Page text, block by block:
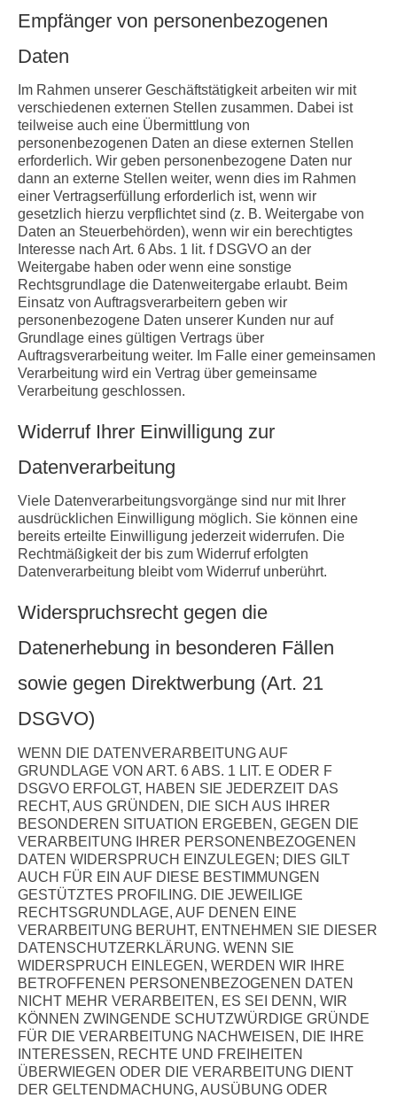
Empfänger von personenbezogenen
Daten
Im Rahmen unserer Geschäftstätigkeit arbeiten wir mit
verschiedenen externen Stellen zusammen. Dabei ist
teilweise auch eine Übermittlung von
personenbezogenen Daten an diese externen Stellen
erforderlich. Wir geben personenbezogene Daten nur
dann an externe Stellen weiter, wenn dies im Rahmen
einer Vertragserfüllung erforderlich ist, wenn wir
gesetzlich hierzu verpflichtet sind (z. B. Weitergabe von
Daten an Steuerbehörden), wenn wir ein berechtigtes
Interesse nach Art. 6 Abs. 1 lit. f DSGVO an der
Weitergabe haben oder wenn eine sonstige
Rechtsgrundlage die Datenweitergabe erlaubt. Beim
Einsatz von Auftragsverarbeitern geben wir
personenbezogene Daten unserer Kunden nur auf
Grundlage eines gültigen Vertrags über
Auftragsverarbeitung weiter. Im Falle einer gemeinsamen
Verarbeitung wird ein Vertrag über gemeinsame
Verarbeitung geschlossen.
Widerruf Ihrer Einwilligung zur
Datenverarbeitung
Viele Datenverarbeitungsvorgänge sind nur mit Ihrer
ausdrücklichen Einwilligung möglich. Sie können eine
bereits erteilte Einwilligung jederzeit widerrufen. Die
Rechtmäßigkeit der bis zum Widerruf erfolgten
Datenverarbeitung bleibt vom Widerruf unberührt.
Widerspruchsrecht gegen die
Datenerhebung in besonderen Fällen
sowie gegen Direktwerbung (Art. 21
DSGVO)
WENN DIE DATENVERARBEITUNG AUF
GRUNDLAGE VON ART. 6 ABS. 1 LIT. E ODER F
DSGVO ERFOLGT, HABEN SIE JEDERZEIT DAS
RECHT, AUS GRÜNDEN, DIE SICH AUS IHRER
BESONDEREN SITUATION ERGEBEN, GEGEN DIE
VERARBEITUNG IHRER PERSONENBEZOGENEN
DATEN WIDERSPRUCH EINZULEGEN; DIES GILT
AUCH FÜR EIN AUF DIESE BESTIMMUNGEN
GESTÜTZTES PROFILING. DIE JEWEILIGE
RECHTSGRUNDLAGE, AUF DENEN EINE
VERARBEITUNG BERUHT, ENTNEHMEN SIE DIESER
DATENSCHUTZERKLÄRUNG. WENN SIE
WIDERSPRUCH EINLEGEN, WERDEN WIR IHRE
BETROFFENEN PERSONENBEZOGENEN DATEN
NICHT MEHR VERARBEITEN, ES SEI DENN, WIR
KÖNNEN ZWINGENDE SCHUTZWÜRDIGE GRÜNDE
FÜR DIE VERARBEITUNG NACHWEISEN, DIE IHRE
INTERESSEN, RECHTE UND FREIHEITEN
ÜBERWIEGEN ODER DIE VERARBEITUNG DIENT
DER GELTENDMACHUNG, AUSÜBUNG ODER